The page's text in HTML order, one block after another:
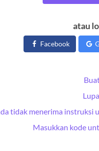
atau
Facebook
tidak menerima instruksi
Masukkan kode